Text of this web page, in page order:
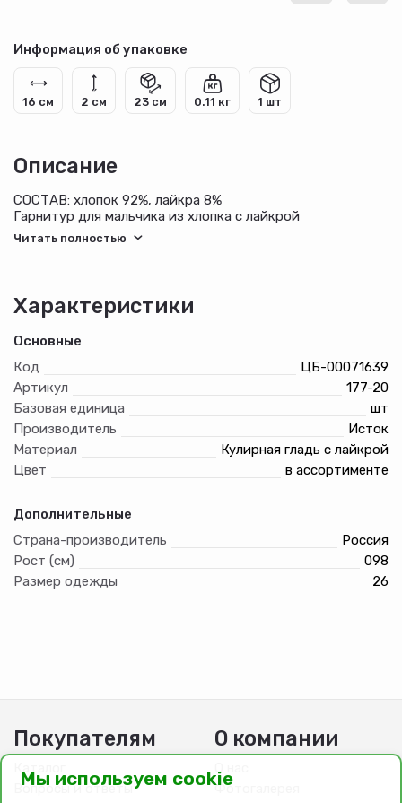
Информация об упаковке
16 см 2 см 23 см 0.11 кг 1 шт
Описание
СОСТАВ: хлопок 92%, лайкра 8%
Гарнитур для мальчика из хлопка с лайкрой
Характеристики
Основные
Код
ЦБ-00071639
Артикул
177-20
Базовая единица
шт
Производитель
Исток
Материал
Кулирная гладь с лайкрой
Цвет
в ассортименте
Дополнительные
Страна-производитель
Россия
Рост (см)
098
Размер одежды
26
Покупателям
Каталог
Вопросы и ответы
О компании
О нас
Фотогалерея
Мы используем cookie